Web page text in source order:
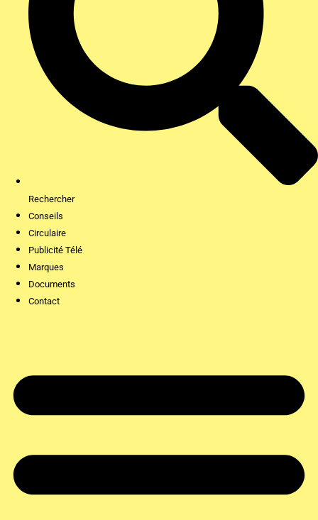
Rechercher
Conseils
Circulaire
Publicité Télé
Marques
Documents
Contact